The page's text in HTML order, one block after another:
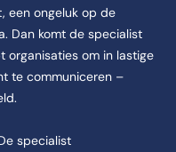
een ongeluk op de
Dan komt de specialist
organisaties om in lastige
te communiceren –
specialist